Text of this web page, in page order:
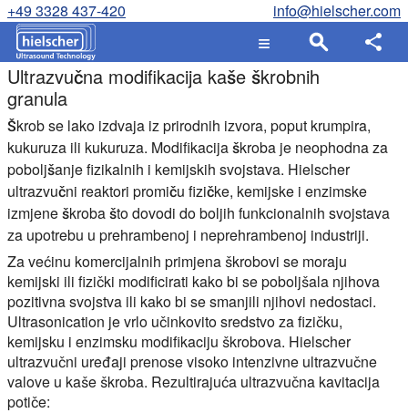
+49 3328 437-420 info@hielscher.com
Ultrazvučna modifikacija kaše škrobnih
granula
Škrob se lako izdvaja iz prirodnih izvora, poput krumpira,
kukuruza ili kukuruza. Modifikacija škroba je neophodna za
poboljšanje fizikalnih i kemijskih svojstava. Hielscher
ultrazvučni reaktori promiču fizičke, kemijske i enzimske
izmjene škroba što dovodi do boljih funkcionalnih svojstava
za upotrebu u prehrambenoj i neprehrambenoj industriji.
Za većinu komercijalnih primjena škrobovi se moraju
kemijski ili fizički modificirati kako bi se poboljšala njihova
pozitivna svojstva ili kako bi se smanjili njihovi nedostaci.
Ultrasonication je vrlo učinkovito sredstvo za fizičku,
kemijsku i enzimsku modifikaciju škrobova. Hielscher
ultrazvučni uređaji prenose visoko intenzivne ultrazvučne
valove u kaše škroba. Rezultirajuća ultrazvučna kavitacija
potiče: